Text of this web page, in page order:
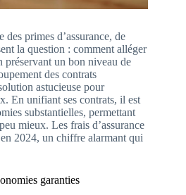
primes d’assurance, de
la question : comment alléger
préservant un bon niveau de
des contrats
astucieuse pour
En unifiant ses contrats, il est
substantielles, permettant
mieux. Les frais d’assurance
2024, un chiffre alarmant qui
garanties